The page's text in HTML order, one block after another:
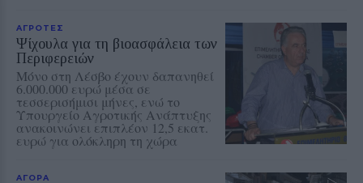
ΑΓΡΟΤΕΣ
Ψίχουλα για τη βιοασφάλεια των
Περιφερειών
Μόνο στη Λέσβο έχουν δαπανηθεί
6.000.000 ευρώ μέσα σε
τεσσερισήμισι μήνες, ενώ το
Υπουργείο Αγροτικής Ανάπτυξης
ανακοινώνει επιπλέον 12,5 εκατ.
ευρώ για ολόκληρη τη χώρα
ΑΓΟΡΑ